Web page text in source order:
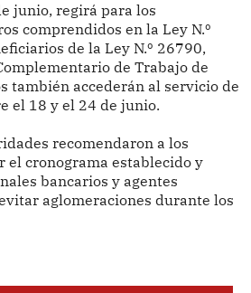
junio, regirá para los
comprendidos en la Ley N.º
de la Ley N.º 26790,
de Trabajo de
también accederán al servicio de
el 18 y el 24 de junio.
recomendaron a los
el cronograma establecido y
bancarios y agentes
aglomeraciones durante los